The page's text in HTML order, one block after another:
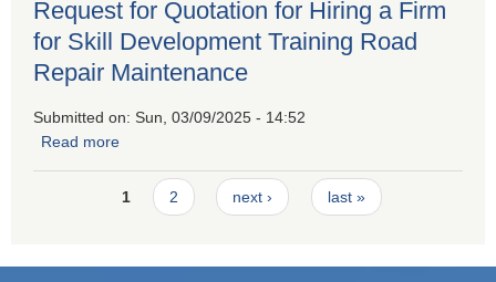
Request for Quotation for Hiring a Firm
for Skill Development Training Road
Repair Maintenance
Submitted on: Sun, 03/09/2025 - 14:52
Read more
Pages1 2 next › last »